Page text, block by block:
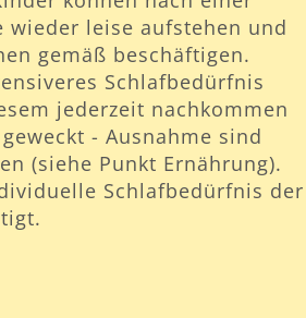
wieder leise aufstehen und
gemäß beschäftigen.
Schlafbedürfnis
jederzeit nachkommen
- Ausnahme sind
(siehe Punkt Ernährung).
Schlafbedürfnis der